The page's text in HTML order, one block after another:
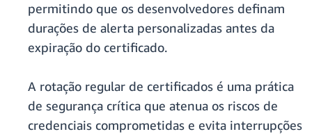
permitindo que os desenvolvedores definam
durações de alerta personalizadas antes da
expiração do certificado.
A rotação regular de certificados é uma prática
de segurança crítica que atenua os riscos de
credenciais comprometidas e evita interrupções